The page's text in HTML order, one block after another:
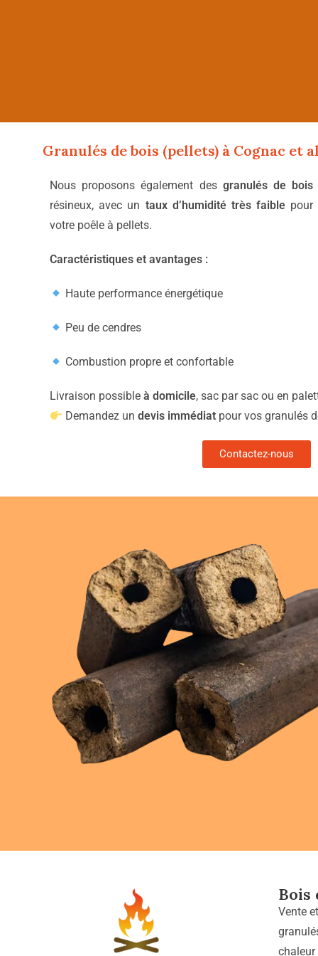
Granulés de bois (pellets) à Cognac et
Nous proposons également des granulés de bois
résineux, avec un taux d’humidité très faible pour
votre poêle à pellets.
Caractéristiques et avantages :
Haute performance énergétique
Peu de cendres
Combustion propre et confortable
Livraison possible à domicile, sac par sac ou en
Demandez undevis immédiat pour vos granulés
Contactez-nous
Bois
Vente
chaleur